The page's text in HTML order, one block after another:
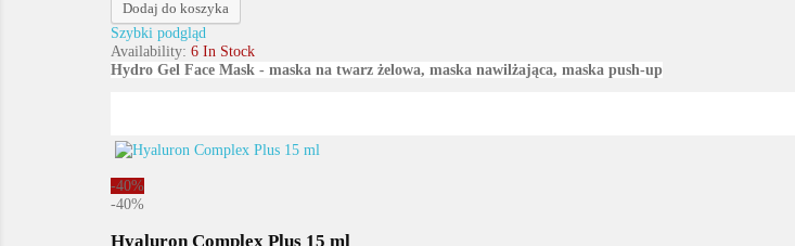
Dodaj do koszyka
Szybki podgląd
Availability: 6 In Stock
Hydro Gel Face Mask - maska na twarz żelowa, maska nawilżająca, maska push-up
-40%
-40%
Hyaluron Complex Plus 15 ml